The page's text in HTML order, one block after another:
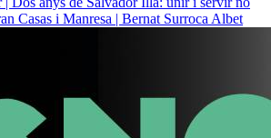
Casas i Manresa | Bernat Surroca Albet